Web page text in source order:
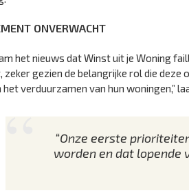
ONVERWACHT
het nieuws dat Winst uit je Woning
zeker gezien de belangrijke rol die
verduurzamen van hun woningen,”
“Onze eerste
worden en dat lopende